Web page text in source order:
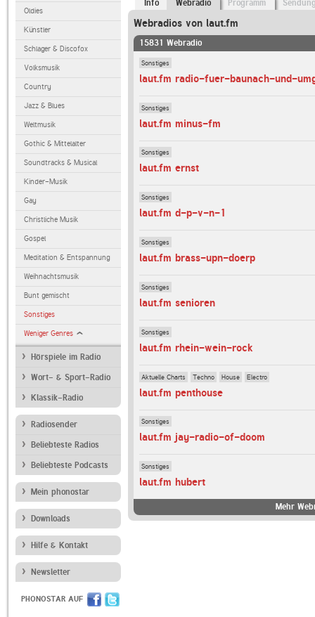
Oldies
Künstler
Schlager & Discofox
Volksmusik
Country
Jazz & Blues
Weltmusik
Gothic & Mittelalter
Soundtracks & Musical
Kinder-Musik
Gay
Christliche Musik
Gospel
Meditation & Entspannung
Weihnachtsmusik
Bunt gemischt
Sonstiges
Weniger Genres
Hörspiele im Radio
Wort- & Sport-Radio
Klassik-Radio
Radiosender
Beliebteste Radios
Beliebteste Podcasts
Mein phonostar
Downloads
Hilfe & Kontakt
Newsletter
PHONOSTAR AUF
Info Webradio Programm
Webradios von laut.fm
15831 Webradio
Sonstiges
laut.fm radio-fuer-baunach-und-
Sonstiges
laut.fm minus-fm
Sonstiges
laut.fm ernst
Sonstiges
laut.fm d-p-v-n-1
Sonstiges
laut.fm brass-upn-doerp
Sonstiges
laut.fm senioren
Sonstiges
laut.fm rhein-wein-rock
Aktuelle Charts Techno House Electro
laut.fm penthouse
Sonstiges
laut.fm jay-radio-of-doom
Sonstiges
laut.fm hubert
Mehr